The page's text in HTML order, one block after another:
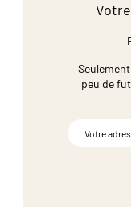
peu de